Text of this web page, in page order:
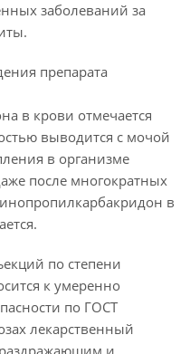
заболеваний за
препарата
в крови отмечается
выводится с мочой
в организме
после многократных
в
по степени
к умеренно
по ГОСТ
лекарственный
раздражающим и